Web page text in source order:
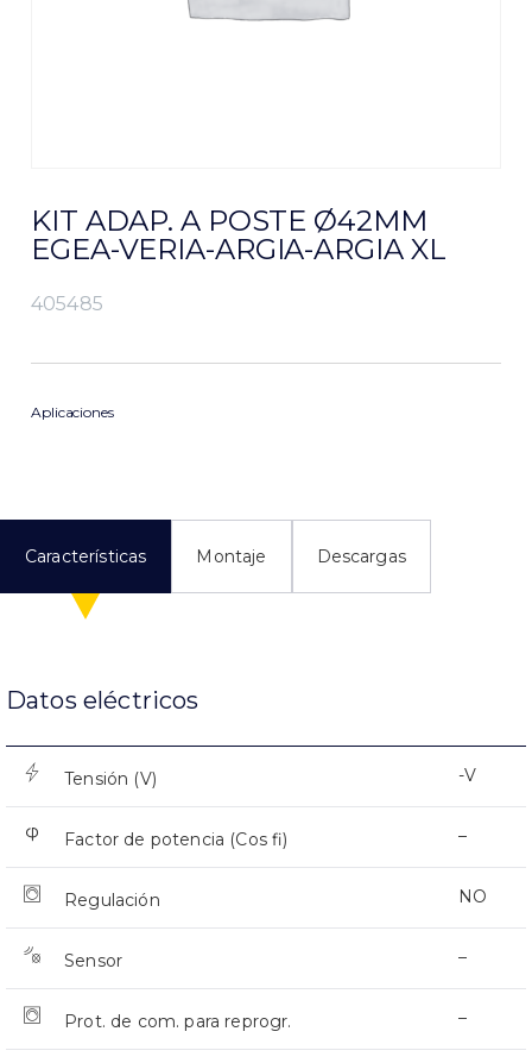
KIT ADAP. A POSTE Ø42MM
EGEA-VERIA-ARGIA-ARGIA XL
405485
Aplicaciones
Características Montaje Descargas
Datos eléctricos
Tensión (V) -V
Factor de potencia (Cos fi) –
Regulación NO
Sensor –
Prot. de com. para reprogr. –